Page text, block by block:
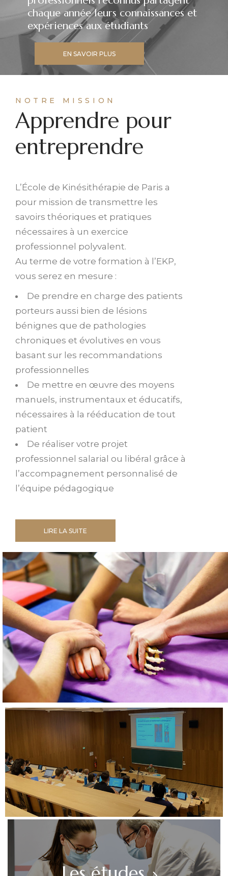
chaque année leurs connaissances et
expériences aux étudiants
EN SAVOIR PLUS
NOTRE MISSION
Apprendre pour
entreprendre
L’École de Kinésithérapie de Paris a
pour mission de transmettre les
savoirs théoriques et pratiques
nécessaires à un exercice
professionnel polyvalent.
Au terme de votre formation à l’EKP,
vous serez en mesure :
De prendre en charge des patients
porteurs aussi bien de lésions
bénignes que de pathologies
chroniques et évolutives en vous
basant sur les recommandations
professionnelles
De mettre en œuvre des moyens
manuels, instrumentaux et éducatifs,
nécessaires à la rééducation de tout
patient
De réaliser votre projet
professionnel salarial ou libéral grâce à
l’accompagnement personnalisé de
l’équipe pédagogique
LIRE LA SUITE